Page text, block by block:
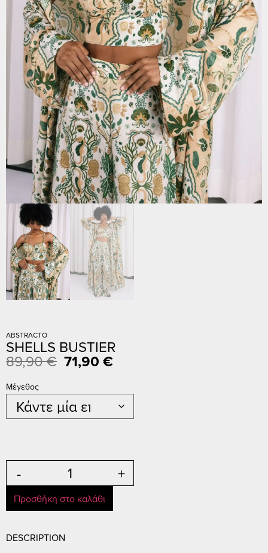
ABSTRACTO
SHELLS BUSTIER
89,90€ 71,90€
Μέγεθος
- +
Προσθήκη στο καλάθι
DESCRIPTION